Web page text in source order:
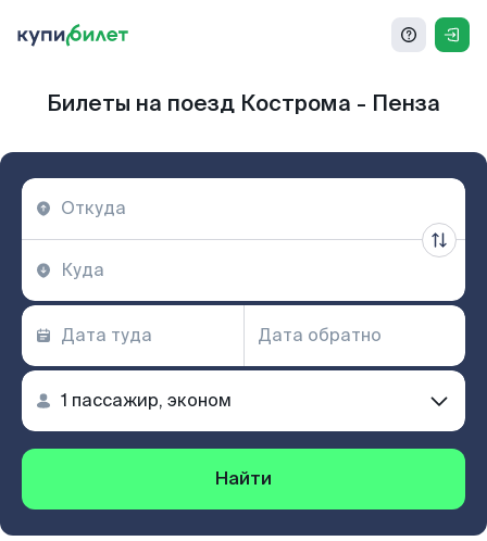
Билеты на поезд Кострома - Пенза
Найти